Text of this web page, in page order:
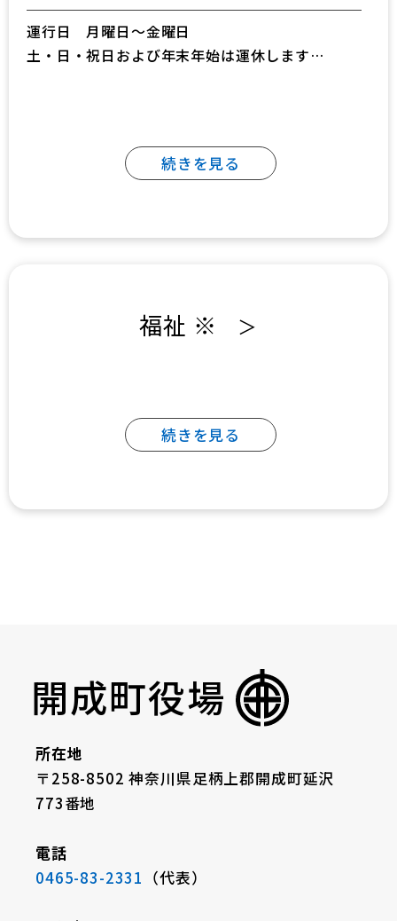
運行日 月曜日～金曜日
土・日・祝日および年末年始は運休します
続きを見る
福祉 ※ ＞
続きを見る
開成町役場
所在地
〒258-8502 神奈川県足柄上郡開成町延沢
773番地
電話
0465-83-2331 （代表）